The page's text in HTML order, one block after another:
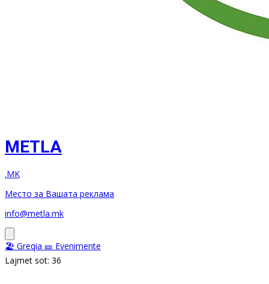
METLA
.MK
Место за Вашата реклама
info@metla.mk
🏖️ Greqia 🎫 Evenimente
Lajmet sot: 36